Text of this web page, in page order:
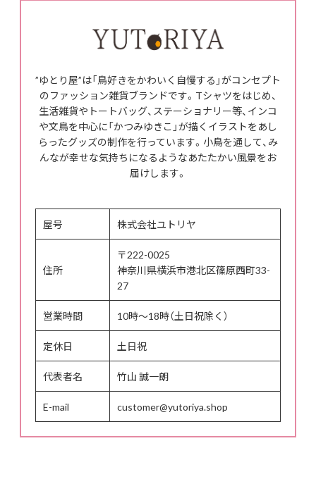
”ゆとり屋”は「鳥好きをかわいく自慢する」がコンセプト
のファッション雑貨ブランドです。Tシャツをはじめ、
生活雑貨やトートバッグ、ステーショナリー等、インコ
や文鳥を中心に「かつみゆきこ」が描くイラストをあし
らったグッズの制作を行っています。小鳥を通して、み
んなが幸せな気持ちになるようなあたたかい風景をお
届けします。
屋号 株式会社ユトリヤ
住所
〒222-0025
神奈川県横浜市港北区篠原西町33-
27
営業時間 10時～18時（土日祝除く）
定休日 土日祝
代表者名 竹山 誠一朗
E-mail customer@yutoriya.shop